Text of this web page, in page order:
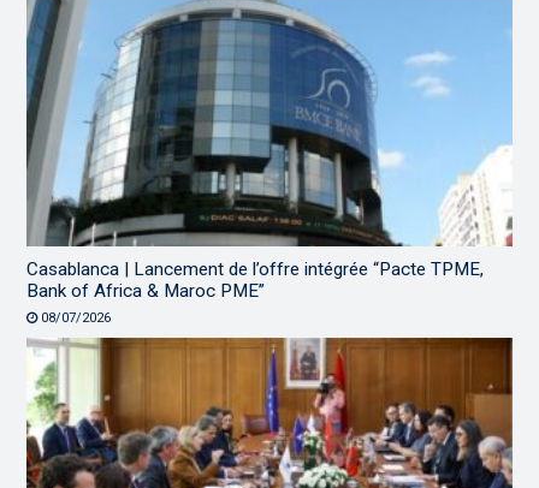
Casablanca | Lancement de l’offre intégrée “Pacte TPME,
Bank of Africa & Maroc PME”
08/07/2026